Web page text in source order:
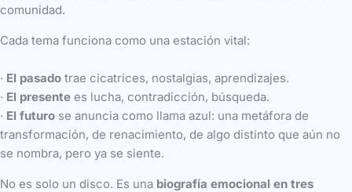
comunidad.
Cada tema funciona como una estación vital:
· El pasado trae cicatrices, nostalgias, aprendizajes.
· El presente es lucha, contradicción, búsqueda.
· El futuro se anuncia como llama azul: una metáfora de
transformación, de renacimiento, de algo distinto que aún no
se nombra, pero ya se siente.
No es solo un disco. Es una biografía emocional en tres